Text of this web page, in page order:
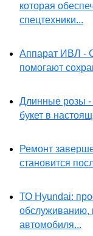
которая
спецтехники...
Аппарат ИВЛ -
помогают
Длинные розы
букет в
Ремонт
становится
ТО Hyundai:
обслуживанию,
автомобиля...